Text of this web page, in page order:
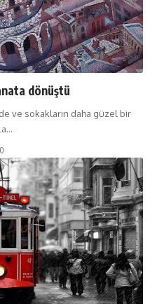
dönüştü
ve sokakların daha güzel bir